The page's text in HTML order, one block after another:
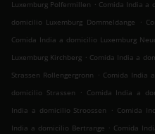
Luxemburg Polfermillen . Comida India a
domicilio Luxemburg Dommeldange
.
Comida India a domicilio Luxemburg
Luxemburg Kirchberg . Comida India a
Strassen Rollengergronn . Comida India
domicilio Strassen
. Comida India a
India a domicilio Stroossen
. Comida
India a domicilio Bertrange . Comida